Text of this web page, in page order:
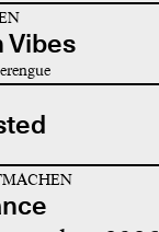
Vibes